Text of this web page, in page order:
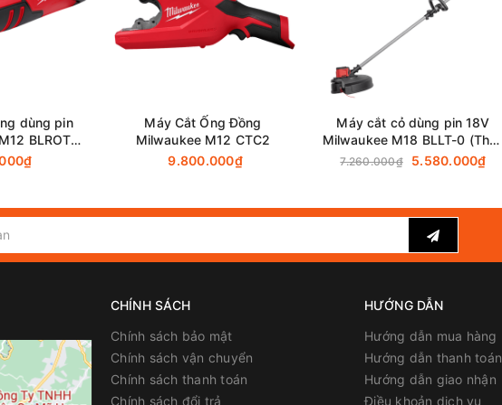
Hòa - Đồng Nai
dùng pin
BLROT-0
Sạc)
Máy Cắt Ống Đồng
Milwaukee M12 CTC2
9.800.000₫
Máy cắt cỏ dùng pin 18V
Milwaukee M18 BLLT-0 (Thân
máy)
7.260.000₫ 5.580.000₫
CHÍNH SÁCH
Chính sách bảo mật
Chính sách vận chuyển
Chính sách thanh toán
Chính sách đổi trả
HƯỚNG DẪN
Hướng dẫn mua hàng
Hướng dẫn thanh toán
Hướng dẫn giao nhận
Điều khoản dịch vụ